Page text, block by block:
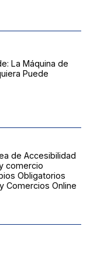
La Máquina de
Puede
de Accesibilidad
comercio
Obligatorios
Comercios Online